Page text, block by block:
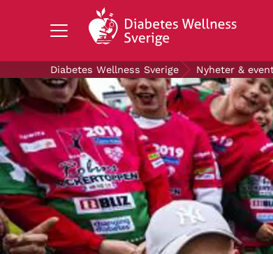
OM DIABETES
STÖD OSS
FORSKNING
NYHETER & EVENT
OM OSS
GRATIS DIABETESPRODUKTER
Search Diabetes Wellness Sverige
Diabetes Wellness Sverige Nyheter &